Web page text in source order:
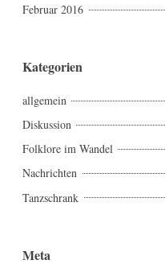
Februar 2016
Kategorien
allgemein
Diskussion
Folklore im Wandel
Nachrichten
Tanzschrank
Meta